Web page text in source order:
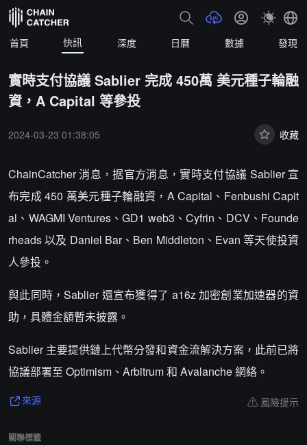
首頁 快訊 深度 日曆 數據 發現
實時支付協議 Sablier 完成 450萬 美元種子輪融
資，A Capital 等參投
2024-03-23 01:38:05 收藏
ChainCatcher 消息，据官方消息，實時支付協議 Sablier 宣
布完成 450 萬美元種子輪融資，A Capital、Fenbushi Capit
al、WAGMI Ventures、GD1 web3、Cyfrin、DCV、Founde
rheads 以及 Daniel Bar、Ben Middleton、Evan 等天使投資
人參投。
與此同時，Sablier 還宣布獲得了 a16z 加密創業加速器的資
助，具體金額暫未披露。
Sablier 主要提供鏈上代幣分發和資金流解決方案，此前已將
協議部署至 Optimism、Arbitrum 和 Avalanche 網絡。
來源 風險提示
關聯標籤